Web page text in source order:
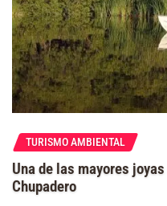
TURISMO AMBIENTAL
Una de las mayores
Chupadero